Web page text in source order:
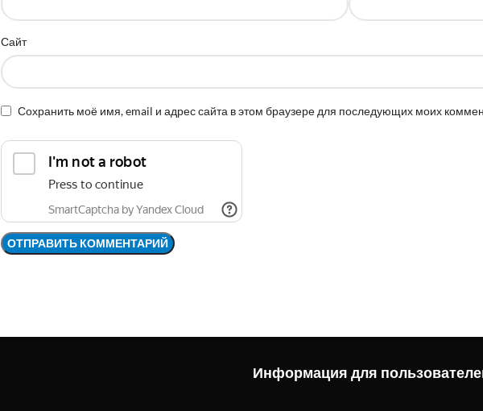
Сайт
Сохранить моё имя, email и адрес сайта в этом браузере для последующих моих
Информация для